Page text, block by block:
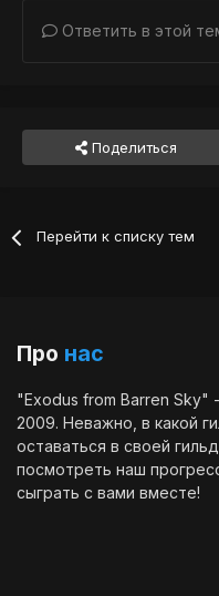
Ответить в этой
Поделиться
Перейти к списку тем
Про нас
"Exodus from Barren
2009. Неважно, в какой
оставаться в своей
посмотреть наш
сыграть с вами вместе!